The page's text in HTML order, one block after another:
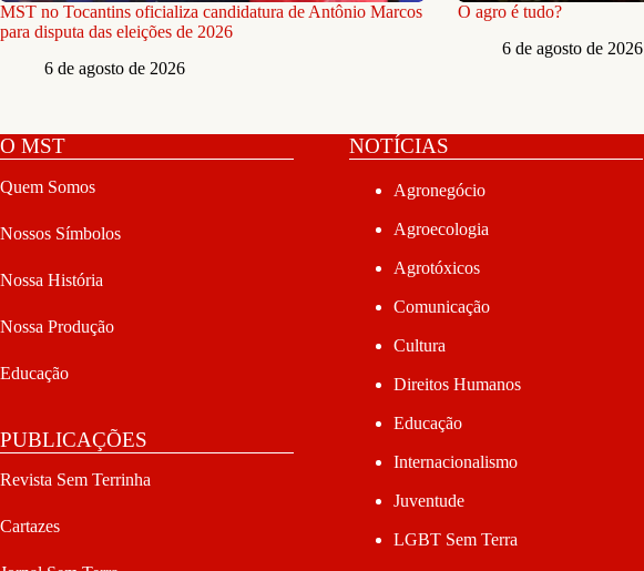
MST no Tocantins oficializa candidatura de Antônio Marcos
para disputa das eleições de 2026
6 de agosto de 2026
O agro é tudo?
6 de agosto de 2026
O MST
Quem Somos
Nossos Símbolos
Nossa História
Nossa Produção
Educação
PUBLICAÇÕES
Revista Sem Terrinha
Cartazes
NOTÍCIAS
Agronegócio
Agroecologia
Agrotóxicos
Comunicação
Cultura
Direitos Humanos
Educação
Internacionalismo
Juventude
LGBT Sem Terra